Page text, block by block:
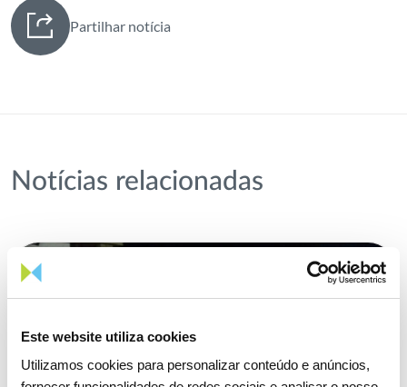
Este website utiliza cookies
Utilizamos cookies para personalizar conteúdo e anúncios,
Partilhar notícia
Notícias relacionadas